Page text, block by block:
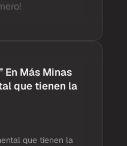
En Más Minas
que tienen la
que tienen la